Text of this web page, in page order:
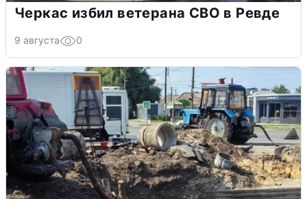
Черкас избил ветерана СВО в Ревде
9 августа 0